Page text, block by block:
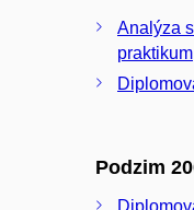
Analýza
praktikum
Podzim